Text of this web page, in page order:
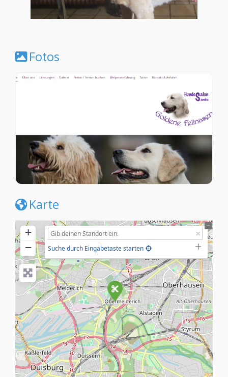
Fotos
Karte
+
−
Suche durch Eingabetaste starten